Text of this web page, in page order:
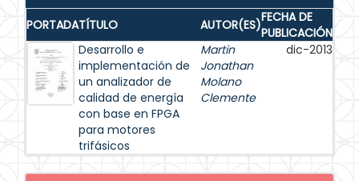
PORTADATÍTULO AUTOR(ES)FECHA DE
PUBLICACIÓN
Desarrollo e
implementación de
un analizador de
calidad de energía
con base en FPGA
para motores
trifásicos
Martin
Jonathan
Molano
Clemente
dic-2013